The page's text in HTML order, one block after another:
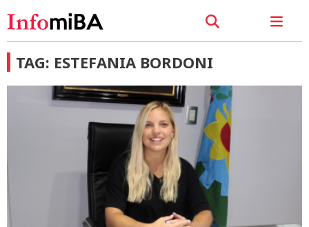
TAG: ESTEFANIA BORDONI